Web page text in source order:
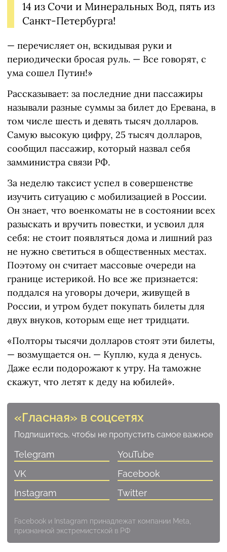
14 из Сочи и Минеральных Вод, пять из
Санкт-Петербурга!
— перечисляет он, вскидывая руки и
периодически бросая руль. — Все говорят, с
ума сошел Путин!»
Рассказывает: за последние дни пассажиры
называли разные суммы за билет до Еревана, в
том числе шесть и девять тысяч долларов.
Самую высокую цифру, 25 тысяч долларов,
сообщил пассажир, который назвал себя
замминистра связи РФ.
За неделю таксист успел в совершенстве
изучить ситуацию с мобилизацией в России.
Он знает, что военкоматы не в состоянии всех
разыскать и вручить повестки, и усвоил для
себя: не стоит появляться дома и лишний раз
не нужно светиться в общественных местах.
Поэтому он считает массовые очереди на
границе истерикой. Но все же признается:
поддался на уговоры дочери, живущей в
России, и утром будет покупать билеты для
двух внуков, которым еще нет тридцати.
«Полторы тысячи долларов стоят эти билеты,
— возмущается он. — Куплю, куда я денусь.
Даже если подорожают к утру. На таможне
скажут, что летят к деду на юбилей».
«Гласная» в соцсетях
Подпишитесь, чтобы не пропустить самое важное
Telegram
YouTube
VK
Facebook
Instagram
Twitter
Facebook и Instagram принадлежат компании Meta,
признанной экстремистской в РФ